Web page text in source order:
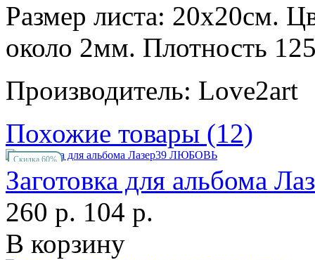
Размер листа: 20х20см.
около 2мм. Плотность
Производитель: Love2art
Похожие товары (12)
Скидка 60%
Заготовка для альбома
260 р. 104 р.
В корзину